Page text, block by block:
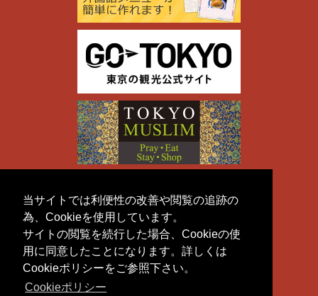
当サイトでは利便性の改善や閲覧の追跡の
為、Cookieを使用しています。
サイトの閲覧を続行した場合、Cookieの使
用に同意したことになります。詳しくは
Cookieポリシーをご参照下さい。
Cookieポリシー